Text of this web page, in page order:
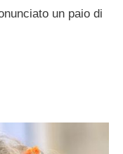
un paio di